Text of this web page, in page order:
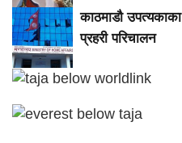
काठमाडौ उपत्यकाका
प्रहरी परिचालन